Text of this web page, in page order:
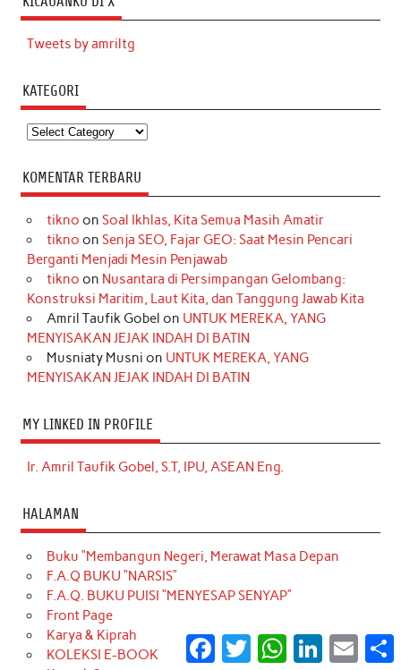
Tweets by amriltg
KATEGORI
Kategori
KOMENTAR TERBARU
tikno on Soal Ikhlas, Kita Semua Masih Amatir
tikno on Senja SEO, Fajar GEO: Saat Mesin Pencari
Berganti Menjadi Mesin Penjawab
tikno on Nusantara di Persimpangan Gelombang:
Konstruksi Maritim, Laut Kita, dan Tanggung Jawab Kita
Amril Taufik Gobel on UNTUK MEREKA, YANG
MENYISAKAN JEJAK INDAH DI BATIN
Musniaty Musni on UNTUK MEREKA, YANG
MENYISAKAN JEJAK INDAH DI BATIN
MY LINKED IN PROFILE
Ir. Amril Taufik Gobel, S.T, IPU, ASEAN Eng.
HALAMAN
Buku “Membangun Negeri, Merawat Masa Depan
F.A.Q BUKU “NARSIS”
F.A.Q. BUKU PUISI “MENYESAP SENYAP”
Front Page
Karya & Kiprah
KOLEKSI E-BOOK
Facebook
Twitter WhatsApp
LinkedInEmail